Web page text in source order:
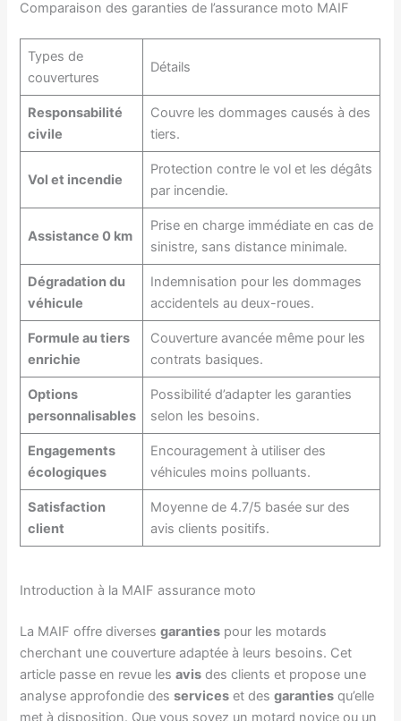
Comparaison des garanties de l’assurance moto MAIF
Types de
couvertures
Détails
Responsabilité
civile
Couvre les dommages causés à des
tiers.
Vol et incendie
Protection contre le vol et les dégâts
par incendie.
Assistance 0 km
Prise en charge immédiate en cas de
sinistre, sans distance minimale.
Dégradation du
véhicule
Indemnisation pour les dommages
accidentels au deux-roues.
Formule au tiers
enrichie
Couverture avancée même pour les
contrats basiques.
Options
personnalisables
Possibilité d’adapter les garanties
selon les besoins.
Engagements
écologiques
Encouragement à utiliser des
véhicules moins polluants.
Satisfaction
client
Moyenne de 4.7/5 basée sur des
avis clients positifs.
Introduction à la MAIF assurance moto
La MAIF offre diversesgaranties pour les motards
cherchant une couverture adaptée à leurs besoins. Cet
article passe en revue lesavis des clients et propose une
analyse approfondie desservices et desgaranties qu’elle
met à disposition. Que vous soyez un motard novice ou un